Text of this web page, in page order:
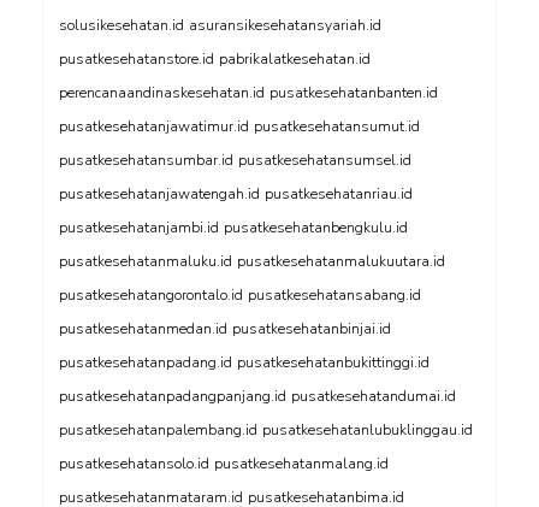
solusikesehatan.id asuransikesehatansyariah.id
pusatkesehatanstore.id pabrikalatkesehatan.id
perencanaandinaskesehatan.id pusatkesehatanbanten.id
pusatkesehatanjawatimur.id pusatkesehatansumut.id
pusatkesehatansumbar.id pusatkesehatansumsel.id
pusatkesehatanjawatengah.id pusatkesehatanriau.id
pusatkesehatanjambi.id pusatkesehatanbengkulu.id
pusatkesehatanmaluku.id pusatkesehatanmalukuutara.id
pusatkesehatangorontalo.id pusatkesehatansabang.id
pusatkesehatanmedan.id pusatkesehatanbinjai.id
pusatkesehatanpadang.id pusatkesehatanbukittinggi.id
pusatkesehatanpadangpanjang.id pusatkesehatandumai.id
pusatkesehatanpalembang.id pusatkesehatanlubuklinggau.id
pusatkesehatansolo.id pusatkesehatanmalang.id
pusatkesehatanmataram.id pusatkesehatanbima.id